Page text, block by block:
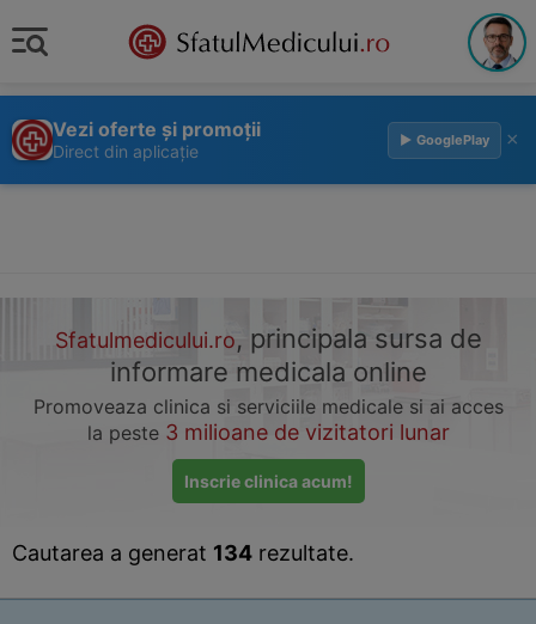
Vezi oferte și promoții
Direct din aplicație
▶ GooglePlay ×
Sfatulmedicului.ro, principala sursa de
informare medicala online
Promoveaza clinica si serviciile medicale si ai acces
la peste 3 milioane de vizitatori lunar
Inscrie clinica acum!
Cautarea a generat 134 rezultate.